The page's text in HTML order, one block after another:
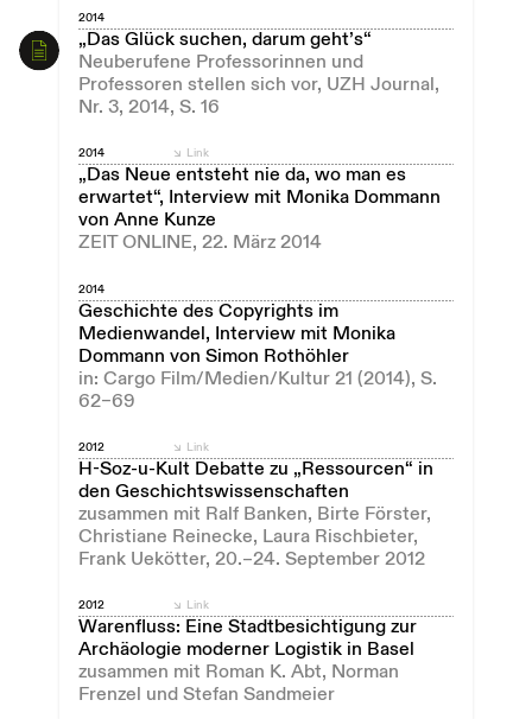
2014
„Das Glück suchen, darum geht’s“
Neuberufene Professorinnen und
Professoren stellen sich vor, UZH Journal,
Nr. 3, 2014, S. 16
2014
„Das Neue entsteht nie da, wo man es
erwartet“, Interview mit Monika Dommann
von Anne Kunze
ZEIT ONLINE, 22. März 2014
Link
2014
Geschichte des Copyrights im
Medienwandel, Interview mit Monika
Dommann von Simon Rothöhler
in: Cargo Film/Medien/Kultur 21 (2014), S.
62–69
2012
H-Soz-u-Kult Debatte zu „Ressourcen“ in
den Geschichtswissenschaften
zusammen mit Ralf Banken, Birte Förster,
Christiane Reinecke, Laura Rischbieter,
Frank Uekötter, 20.–24. September 2012
Link
2012
Warenfluss: Eine Stadtbesichtigung zur
Archäologie moderner Logistik in Basel
zusammen mit Roman K. Abt, Norman
Frenzel und Stefan Sandmeier
Link